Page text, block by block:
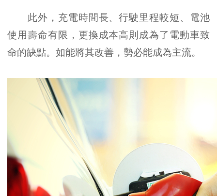
此外，充電時間長、行駛里程較短、電池
使用壽命有限，更換成本高則成為了電動車致
命的缺點。如能將其改善，勢必能成為主流。